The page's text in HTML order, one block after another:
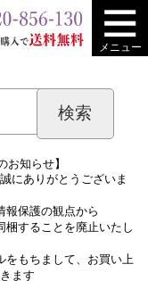
メニュー
お知らせ】
にありがとうございま
報保護の観点から
梱することを廃止いたし
をもちまして、お買い上
ます